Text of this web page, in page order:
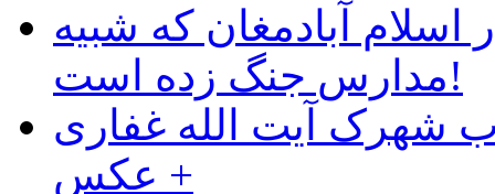
آبادمغان که شبیه
مدارس جنگ زده است!
شهرک آیت الله غفاری
+ عکس